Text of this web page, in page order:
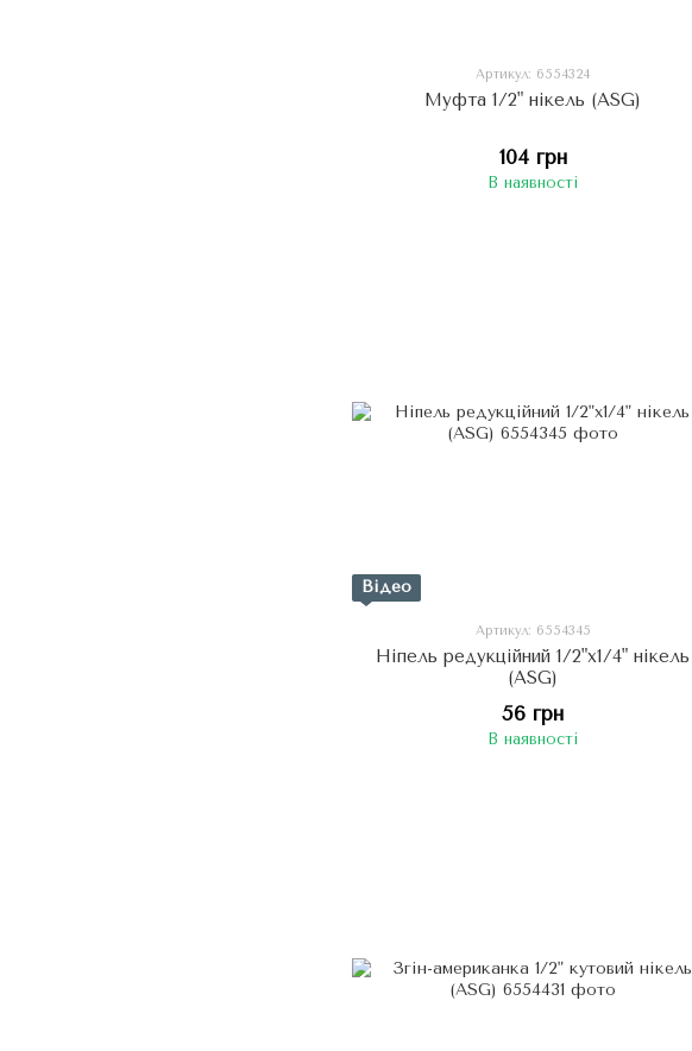
Артикул: 6554324
Муфта 1/2" нікель (ASG)
104 грн
В наявності
Відео
Артикул: 6554345
Ніпель редукційний 1/2"х1/4" нікель
(ASG)
56 грн
В наявності